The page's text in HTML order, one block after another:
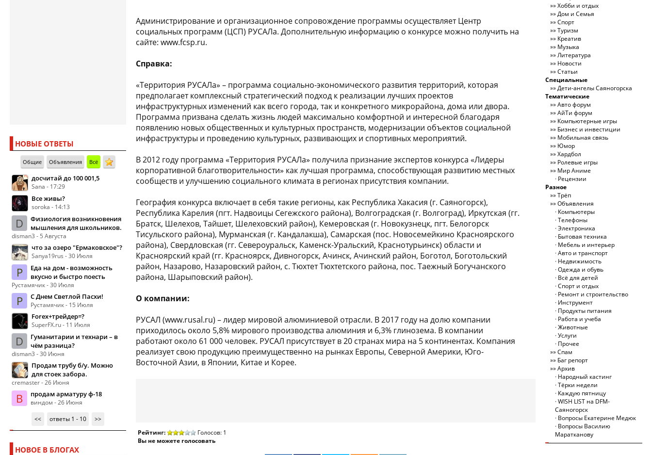
НОВЫЕ ОТВЕТЫ
Общие Объявления Всё
досчитай до 100 001,5
Sana - 17:29
Все живы?
soroka - 14:13
D
Физиология возникновения
мышления для школьников.
disman3 - 5 Августа
что за озеро "Ермаковское"?
Sanya19rus - 30 Июля
Р
Еда на дом - возможность
вкусно и быстро поесть
Рустамячик - 30 Июля
Р С Днем Светлой Пасхи!
Рустамячик - 15 Июля
Forex+трейдер=?
SuperFX.ru - 11 Июля
D
Гуманитарии и технари – в
чём разница?
disman3 - 30 Июня
Продам трубу б/у. Можно
для стоек забора.
cremaster - 26 Июня
В продам арматуру ф-18
виндом - 26 Июня
<<
ответы 1 - 10 >>
НОВОЕ В БЛОГАХ
Администрирование и организационное сопровождение программы осуществляет Центр
социальных программ (ЦСП) РУСАЛа. Дополнительную информацию о конкурсе можно получить на
сайте: www.fcsp.ru.
Справка:
«Территория РУСАЛа» – программа социально-экономического развития территорий, которая
предполагает комплексный стратегический подход к реализации лучших проектов
инфраструктурных изменений как всего города, так и конкретного микрорайона, дома или двора.
Программа призвана сделать жизнь людей максимально комфортной и интересной благодаря
появлению новых общественных и культурных пространств, модернизации объектов социальной
инфраструктуры и проведению культурных, развивающих и спортивных мероприятий.
В 2012 году программа «Территория РУСАЛа» получила признание экспертов конкурса «Лидеры
корпоративной благотворительности» как лучшая программа, способствующая развитию местных
сообществ и улучшению социального климата в регионах присутствия компании.
География конкурса включает в себя такие регионы, как Республика Хакасия (г. Саяногорск),
Республика Карелия (пгт. Надвоицы Сегежского района), Волгоградская (г. Волгоград), Иркутская (гг.
Братск, Шелехов, Тайшет, Шелеховский район), Кемеровская (г. Новокузнецк, пгт. Белогорск
Тисульского района), Мурманская (г. Кандалакша), Самарская (пос. Новосемейкино Красноярского
района), Свердловская (гг. Североуральск, Каменск-Уральский, Краснотурьинск) области и
Красноярский край (гг. Красноярск, Дивногорск, Ачинск, Ачинский район, Боготол, Боготольский
район, Назарово, Назаровский район, с. Тюхтет Тюхтетского района, пос. Таежный Богучанского
района, Шарыповский район).
О компании:
РУСАЛ (www.rusal.ru) – лидер мировой алюминиевой отрасли. В 2017 году на долю компании
приходилось около 5,8% мирового производства алюминия и 6,3% глинозема. В компании
работают около 61 000 человек. РУСАЛ присутствует в 20 странах мира на 5 континентах. Компания
реализует свою продукцию преимущественно на рынках Европы, Северной Америки, Юго-
Восточной Азии, в Японии, Китае и Корее.
Рейтинг:
Голосов: 1
Вы не можете голосовать
Хобби и отдых
Дом и Семья
Спорт
Туризм
Креатив
Музыка
Литература
Новости
Статьи
Специальные
Дети-ангелы Саяногорска
Тематические
Авто форум
АйТи форум
Компьютерные игры
Бизнес и инвестиции
Мобильная связь
Юмор
Хардбол
Ролевые игры
Мир Аниме
Рецензии
Разное
Трёп
Объявления
Компьютеры
Телефоны
Электроника
Бытовая техника
Мебель и интерьер
Авто и транспорт
Недвижимость
Одежда и обувь
Всё для детей
Спорт и отдых
Ремонт и строительство
Инструмент
Продукты питания
Работа и учеба
Животные
Услуги
Прочее
Спам
Баг репорт
Архив
Народный кастинг
Тёрки недели
Каждую пятницу
WISH LIST на DFM-
Саяногорск
Вопросы Екатерине Медюк
Вопросы Василию
Маратканову